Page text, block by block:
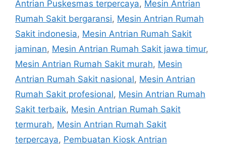
Antrian Puskesmas terpercaya, Mesin Antrian
Rumah Sakit bergaransi, Mesin Antrian Rumah
Sakit indonesia, Mesin Antrian Rumah Sakit
jaminan, Mesin Antrian Rumah Sakit jawa timur,
Mesin Antrian Rumah Sakit murah, Mesin
Antrian Rumah Sakit nasional, Mesin Antrian
Rumah Sakit profesional, Mesin Antrian Rumah
Sakit terbaik, Mesin Antrian Rumah Sakit
termurah, Mesin Antrian Rumah Sakit
terpercaya, Pembuatan Kiosk Antrian